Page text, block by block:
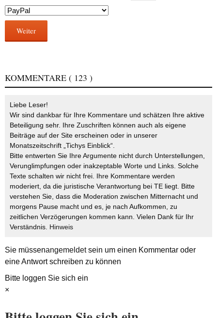
Weiter
KOMMENTARE ( 123 )
Liebe Leser!
Wir sind dankbar für Ihre Kommentare und schätzen Ihre aktive
Beteiligung sehr. Ihre Zuschriften können auch als eigene
Beiträge auf der Site erscheinen oder in unserer
Monatszeitschrift „Tichys Einblick“.
Bitte entwerten Sie Ihre Argumente nicht durch Unterstellungen,
Verunglimpfungen oder inakzeptable Worte und Links. Solche
Texte schalten wir nicht frei. Ihre Kommentare werden
moderiert, da die juristische Verantwortung bei TE liegt. Bitte
verstehen Sie, dass die Moderation zwischen Mitternacht und
morgens Pause macht und es, je nach Aufkommen, zu
zeitlichen Verzögerungen kommen kann. Vielen Dank für Ihr
Verständnis. Hinweis
Sie müssenangemeldetsein um einen Kommentar oder
eine Antwort schreiben zu können
Bitte loggen Sie sich ein
×